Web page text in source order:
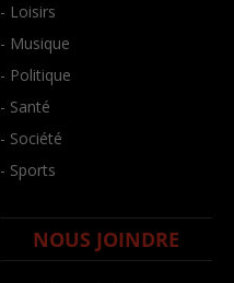
- Loisirs
- Musique
- Politique
- Santé
- Société
- Sports
NOUS JOINDRE